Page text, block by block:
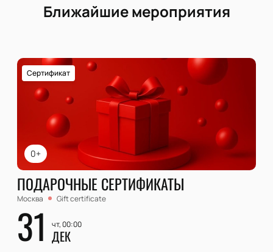
Ближайшие мероприятия
0+
Сертификат
ПОДАРОЧНЫЕ СЕРТИФИКАТЫ
Москва Gift certificate
31 чт, 00:00
ДЕК